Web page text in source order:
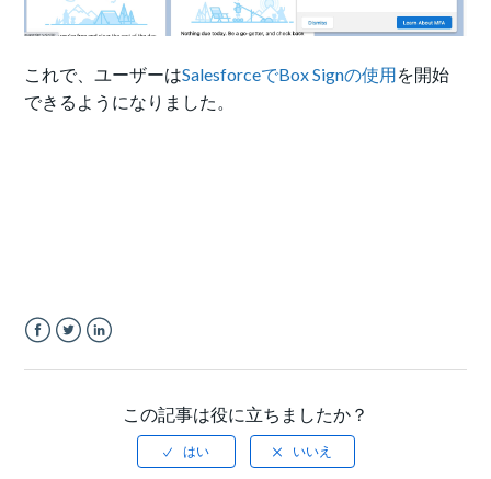
これで、ユーザーはSalesforceでBox Signの使用を開始
できるようになりました。
この記事は役に立ちましたか？